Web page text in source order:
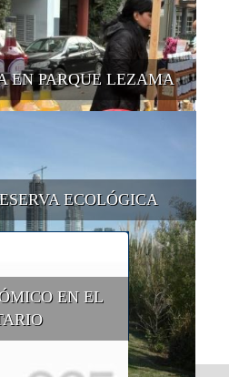
EN PARQUE LEZAMA
ECOLÓGICA
EN EL